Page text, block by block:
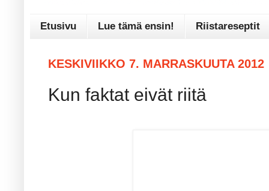
Etusivu Lue tämä ensin! Riistareseptit
KESKIVIIKKO 7. MARRASKUUTA 2012
Kun faktat eivät riitä